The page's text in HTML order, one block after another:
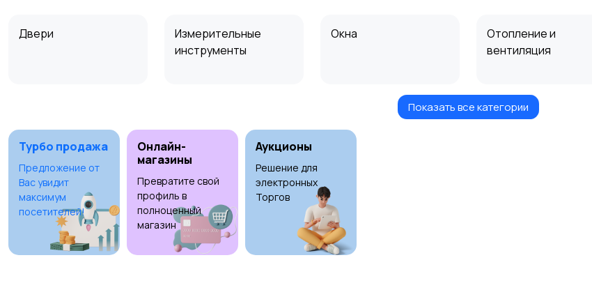
Двери
Измерительные
инструменты
Окна
Отопление и
вентиляция
водоснабжение
Электроинструмент
Показать все категории
Турбо продажа
Предложение от
Вас увидит
максимум
посетителей!
Онлайн-
магазины
Превратите свой
профиль в
полноценный
магазин
Аукционы
Решение для
электронных
Торгов